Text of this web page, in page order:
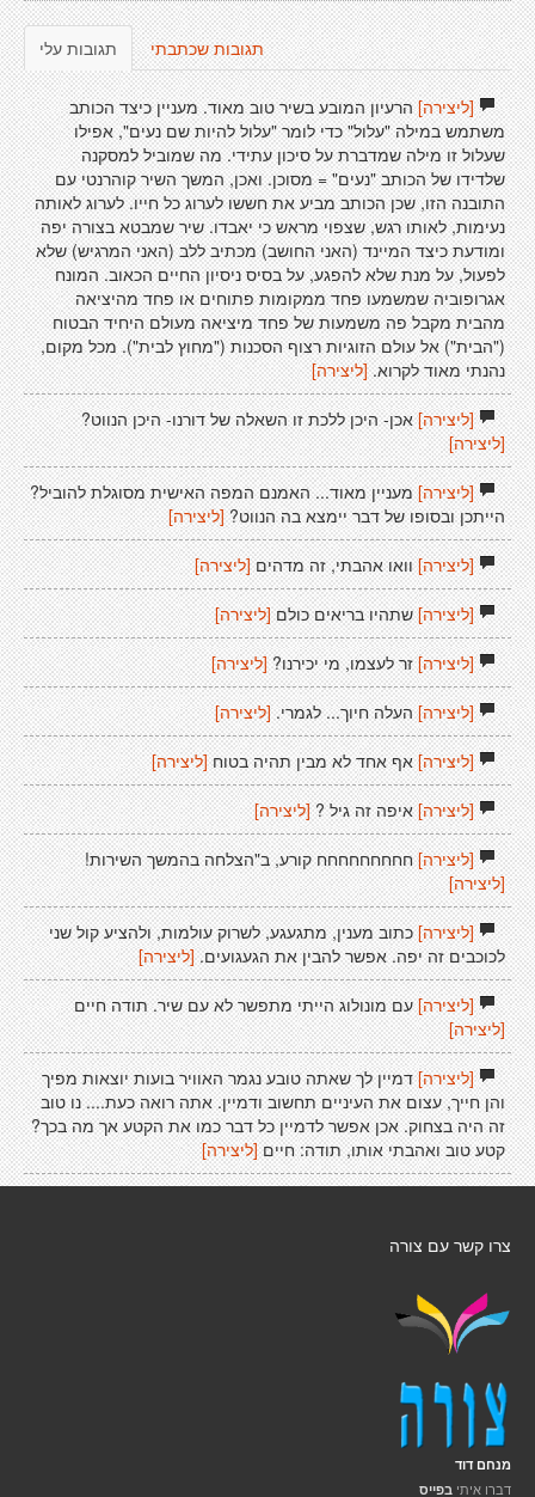
תגובות עלי תגובות שכתבתי
[ליצירה]הרעיון המובע בשיר טוב מאוד. מעניין כיצד הכותב
משתמש במילה "עלול" כדי לומר "עלול להיות שם נעים", אפילו
שעלול זו מילה שמדברת על סיכון עתידי. מה שמוביל למסקנה
שלדידו של הכותב "נעים" = מסוכן. ואכן, המשך השיר קוהרנטי עם
התובנה הזו, שכן הכותב מביע את חששו לערוג כל חייו. לערוג לאותה
נעימות, לאותו רגש, שצפוי מראש כי יאבדו. שיר שמבטא בצורה יפה
ומודעת כיצד המיינד (האני החושב) מכתיב ללב (האני המרגיש) שלא
לפעול, על מנת שלא להפגע, על בסיס ניסיון החיים הכאוב. המונח
אגרופוביה שמשמעו פחד ממקומות פתוחים או פחד מהיציאה
מהבית מקבל פה משמעות של פחד מיציאה מעולם היחיד הבטוח
("הבית") אל עולם הזוגיות רצוף הסכנות ("מחוץ לבית"). מכל מקום,
נהנתי מאוד לקרוא.[ליצירה]
[ליצירה]אכן- היכן ללכת זו השאלה של דורנו- היכן הנווט?
[ליצירה]
[ליצירה]מעניין מאוד... האמנם המפה האישית מסוגלת להוביל?
הייתכן ובסופו של דבר יימצא בה הנווט? [ליצירה]
[ליצירה]וואו אהבתי, זה מדהים [ליצירה]
[ליצירה]שתהיו בריאים כולם [ליצירה]
[ליצירה]זר לעצמו, מי יכירנו? [ליצירה]
[ליצירה]העלה חיוך... לגמרי. [ליצירה]
[ליצירה]אף אחד לא מבין תהיה בטוח [ליצירה]
[ליצירה]איפה זה גיל ? [ליצירה]
[ליצירה]חחחחחחחחח קורע, ב"הצלחה בהמשך השירות!
[ליצירה]
[ליצירה]כתוב מענין, מתגעגע, לשרוק עולמות, ולהציע קול שני
לכוכבים זה יפה. אפשר להבין את הגעגועים.[ליצירה]
[ליצירה]עם מונולוג הייתי מתפשר לא עם שיר. תודה חיים
[ליצירה]
[ליצירה]דמיין לך שאתה טובע נגמר האוויר בועות יוצאות מפיך
והן חייך, עצום את העיניים תחשוב ודמיין. אתה רואה כעת.... נו טוב
זה היה בצחוק. אכן אפשר לדמיין כל דבר כמו את הקטע אך מה בכך?
קטע טוב ואהבתי אותו, תודה: חיים [ליצירה]
צרו קשר עם צורה
מנחם דוד
דברו איתי בפייס